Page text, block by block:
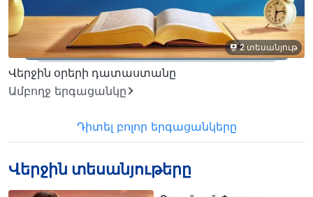
2 տեսանյութ
Վերջին օրերի դատաստանը
Ամբողջ երգացանկը
Դիտել բոլոր երգացանկերը
Վերջին տեսանյութերը